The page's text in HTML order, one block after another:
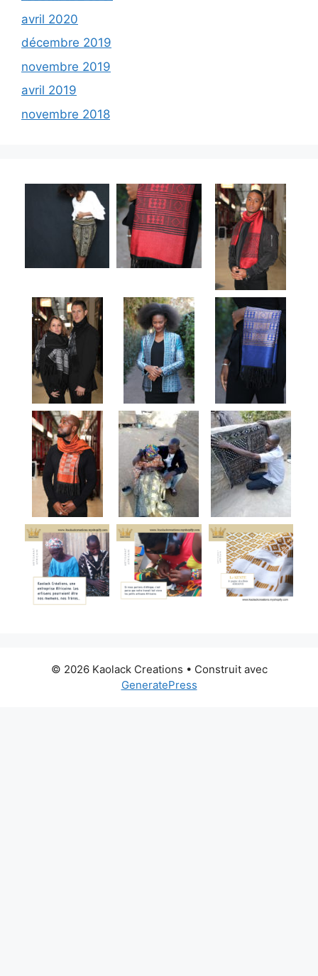
avril 2020
décembre 2019
novembre 2019
avril 2019
novembre 2018
© 2026 Kaolack Creations • Construit avec
GeneratePress